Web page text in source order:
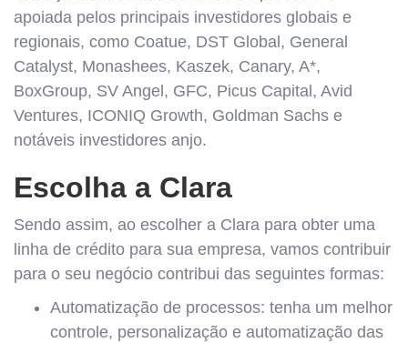
apoiada pelos principais investidores globais e
regionais, como Coatue, DST Global, General
Catalyst, Monashees, Kaszek, Canary, A*,
BoxGroup, SV Angel, GFC, Picus Capital, Avid
Ventures, ICONIQ Growth, Goldman Sachs e
notáveis investidores anjo.
Escolha a Clara
Sendo assim, ao escolher a Clara para obter uma
linha de crédito para sua empresa, vamos contribuir
para o seu negócio contribui das seguintes formas:
Automatização de processos: tenha um melhor
controle, personalização e automatização das